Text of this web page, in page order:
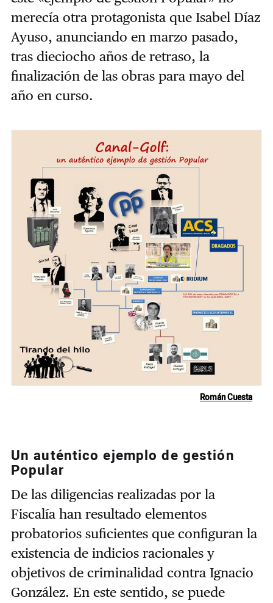
merecía otra protagonista que Isabel Díaz
Ayuso, anunciando en marzo pasado,
tras dieciocho años de retraso, la
finalización de las obras para mayo del
año en curso.
Román Cuesta
Un auténtico ejemplo de gestión
Popular
De las diligencias realizadas por la
Fiscalía han resultado elementos
probatorios suficientes que configuran la
existencia de indicios racionales y
objetivos de criminalidad contra Ignacio
González. En este sentido, se puede